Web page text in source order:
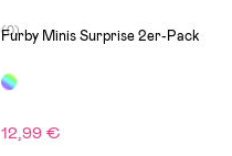
(0)
Furby Minis Surprise 2er-Pack
12,99 €